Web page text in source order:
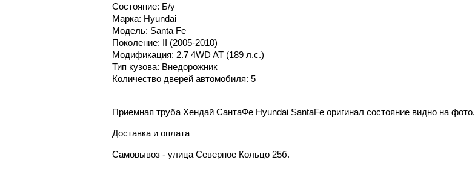
Состояние: Б/у
Марка: Hyundai
Модель: Santa Fe
Поколение: II (2005-2010)
Модификация: 2.7 4WD AT (189 л.с.)
Тип кузова: Внедорожник
Количество дверей автомобиля: 5
Приемная труба Хендай СантаФе Hyundai SantaFe оригинал состояние видно на фото.
Доставка и оплата
Самовывоз - улица Северное Кольцо 25б.